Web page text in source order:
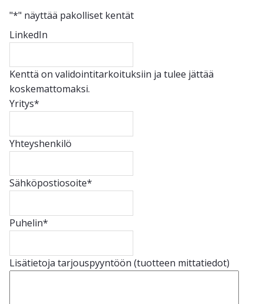
"*" näyttää pakolliset kentät
LinkedIn
Kenttä on validointitarkoituksiin ja tulee jättää
koskemattomaksi.
Yritys*
Yhteyshenkilö
Sähköpostiosoite*
Puhelin*
Lisätietoja tarjouspyyntöön (tuotteen mittatiedot)